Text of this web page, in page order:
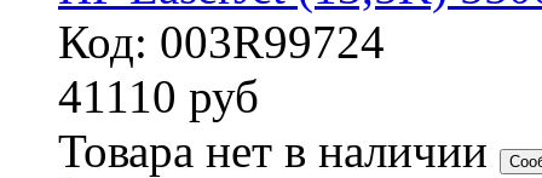
Код: 003R99724
41110 руб
Товара нет в наличии